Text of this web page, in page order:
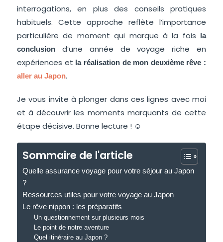
interrogations, en plus des conseils pratiques
habituels. Cette approche reflète l’importance
particulière de moment qui marque à la fois la
conclusion
d’une année de voyage riche en
expériences et la réalisation de mon deuxième rêve :
aller au Japon.
Je vous invite à plonger dans ces lignes avec moi
et à découvrir les moments marquants de cette
étape décisive. Bonne lecture ! ☺
Sommaire de l'article
Quelle assurance voyage pour votre séjour au Japon
?
Ressources utiles pour votre voyage au Japon
Le rêve nippon : les préparatifs
Un questionnement sur plusieurs mois
Le point de notre aventure
Quel itinéraire au Japon ?